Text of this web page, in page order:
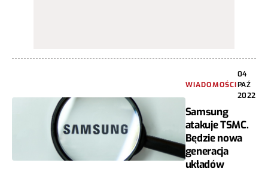
WIADOMOŚCI
04
PAŹ
2022
Samsung
atakuje TSMC.
Będzie nowa
generacja
układów